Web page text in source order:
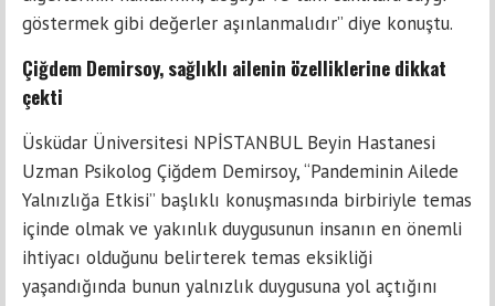
göstermek gibi değerler aşınlanmalıdır” diye konuştu.
Çiğdem Demirsoy, sağlıklı ailenin özelliklerine dikkat
çekti
Üsküdar Üniversitesi NPİSTANBUL Beyin Hastanesi
Uzman Psikolog Çiğdem Demirsoy, “Pandeminin Ailede
Yalnızlığa Etkisi” başlıklı konuşmasında birbiriyle temas
içinde olmak ve yakınlık duygusunun insanın en önemli
ihtiyacı olduğunu belirterek temas eksikliği
yaşandığında bunun yalnızlık duygusuna yol açtığını